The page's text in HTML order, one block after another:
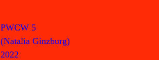
PWCW 5
(Natalia Ginzburg)
2022